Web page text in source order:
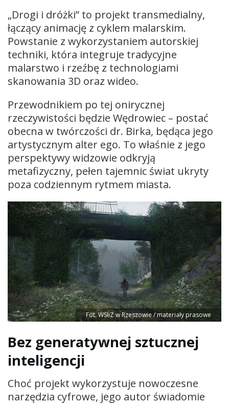
„Drogi i dróżki” to projekt transmedialny,
łączący animację z cyklem malarskim.
Powstanie z wykorzystaniem autorskiej
techniki, która integruje tradycyjne
malarstwo i rzeźbę z technologiami
skanowania 3D oraz wideo.
Przewodnikiem po tej onirycznej
rzeczywistości będzie Wędrowiec – postać
obecna w twórczości dr. Birka, będąca jego
artystycznym alter ego. To właśnie z jego
perspektywy widzowie odkryją
metafizyczny, pełen tajemnic świat ukryty
poza codziennym rytmem miasta.
Fot. WSIiZ w Rzeszowie / materiały prasowe
Bez generatywnej sztucznej
inteligencji
Choć projekt wykorzystuje nowoczesne
narzędzia cyfrowe, jego autor świadomie